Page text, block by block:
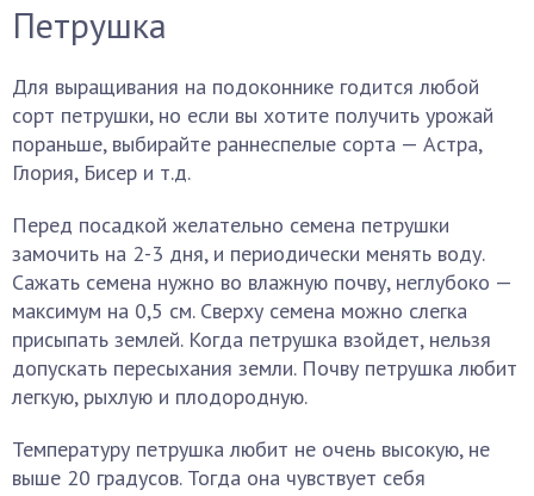
Петрушка
Для выращивания на подоконнике годится любой
сорт петрушки, но если вы хотите получить урожай
пораньше, выбирайте раннеспелые сорта — Астра,
Глория, Бисер и т.д.
Перед посадкой желательно семена петрушки
замочить на 2-3 дня, и периодически менять воду.
Сажать семена нужно во влажную почву, неглубоко —
максимум на 0,5 см. Сверху семена можно слегка
присыпать землей. Когда петрушка взойдет, нельзя
допускать пересыхания земли. Почву петрушка любит
легкую, рыхлую и плодородную.
Температуру петрушка любит не очень высокую, не
выше 20 градусов. Тогда она чувствует себя